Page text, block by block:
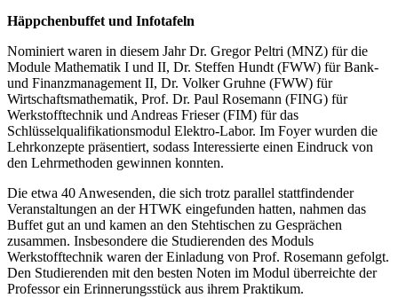
Häppchenbuffet und Infotafeln
Nominiert waren in diesem Jahr Dr. Gregor Peltri (MNZ) für die
Module Mathematik I und II, Dr. Steffen Hundt (FWW) für Bank-
und Finanzmanagement II, Dr. Volker Gruhne (FWW) für
Wirtschaftsmathematik, Prof. Dr. Paul Rosemann (FING) für
Werkstofftechnik und Andreas Frieser (FIM) für das
Schlüsselqualifikationsmodul Elektro-Labor. Im Foyer wurden die
Lehrkonzepte präsentiert, sodass Interessierte einen Eindruck von
den Lehrmethoden gewinnen konnten.
Die etwa 40 Anwesenden, die sich trotz parallel stattfindender
Veranstaltungen an der HTWK eingefunden hatten, nahmen das
Buffet gut an und kamen an den Stehtischen zu Gesprächen
zusammen. Insbesondere die Studierenden des Moduls
Werkstofftechnik waren der Einladung von Prof. Rosemann gefolgt.
Den Studierenden mit den besten Noten im Modul überreichte der
Professor ein Erinnerungsstück aus ihrem Praktikum.